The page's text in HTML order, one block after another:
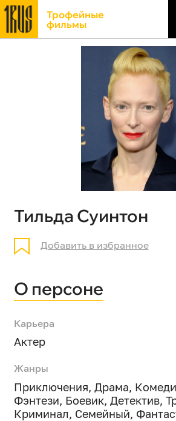
Трофейные
фильмы
Тильда Суинтон
Добавить в избранное
О персоне
Карьера
Актер
Жанры
Приключения, Драма,
Фэнтези, Боевик, Детектив,
Криминал, Семейный,